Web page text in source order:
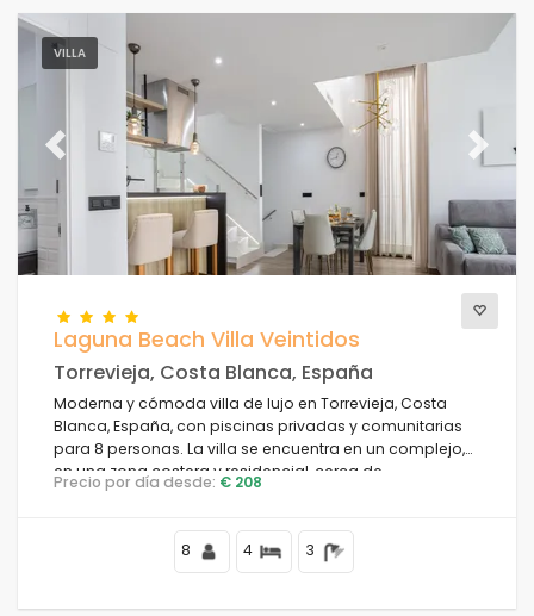
VILLA
Previous Next
Laguna Beach Villa Veintidos
Torrevieja, Costa Blanca, España
Moderna y cómoda villa de lujo en Torrevieja, Costa
Blanca, España, con piscinas privadas y comunitarias
para 8 personas. La villa se encuentra en un complejo,
en una zona costera y residencial, cerca de
restaurantes y bares, tiendas y supermercados, y a 4 km
Precio por día desde: € 208
8 4 3